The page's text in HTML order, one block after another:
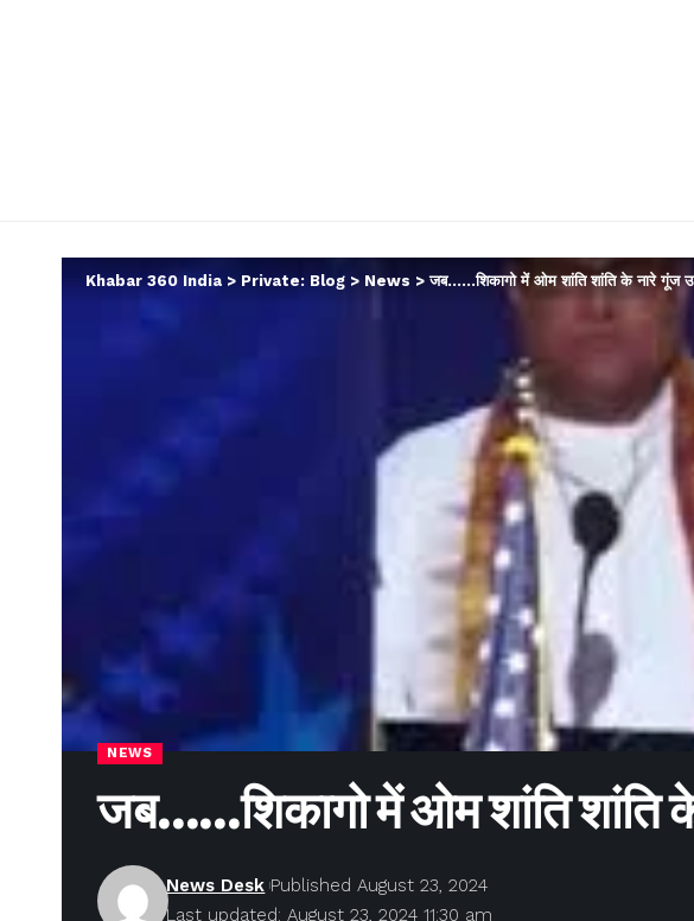
Khabar 360 India > Private: Blog > News >जब……शिकागो में ओम शांति शांति के नारे गूंज
NEWS
जब……शिकागो में ओम शांति शांति
Last updated: August 23, 2024 11:30 am
News Desk Published August 23, 2024